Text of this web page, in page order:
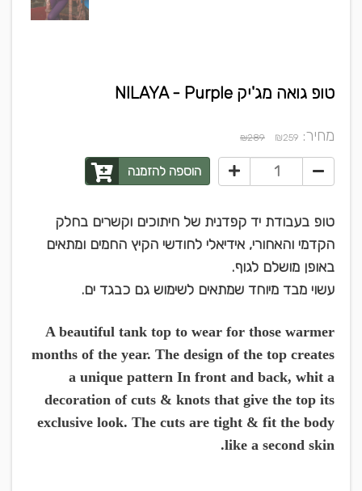
טופ גואה מג'יק NILAYA - Purple
מחיר: ₪259
₪289
הוספה להזמנה
טופ בעבודת יד קפדנית של חיתוכים וקשרים בחלק
הקדמי והאחורי, אידיאלי לחודשי הקיץ החמים ומתאים
באופן מושלם לגוף.
עשוי מבד מיוחד שמתאים לשימוש גם כבגד ים.
​A beautiful tank top to wear for those warmer
months of the year. The design of the top creates
a unique pattern In front and back, whit a
decoration of cuts & knots that give the top its
exclusive look. The cuts are tight & fit the body
like a second skin.